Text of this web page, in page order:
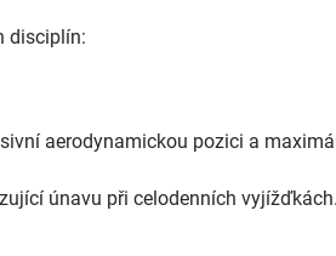
disciplín:
aerodynamickou pozici a
únavu při celodenních vyjížďkách.